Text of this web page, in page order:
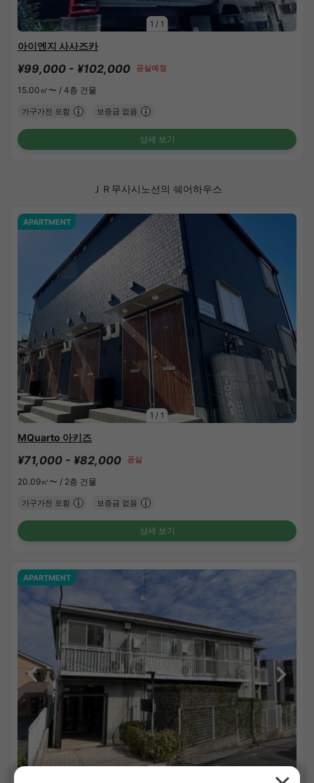
1 / 1
아이엔지 사사즈카
¥99,000 - ¥102,000 공실예정
15.00㎡〜 / 4층 건물
가구가전 포함 보증금 없음
상세 보기
ＪＲ무사시노선의 쉐어하우스
1 / 1
APARTMENT
MQuarto 아키즈
¥71,000 - ¥82,000 공실
20.09㎡〜 / 2층 건물
가구가전 포함 보증금 없음
상세 보기
APARTMENT